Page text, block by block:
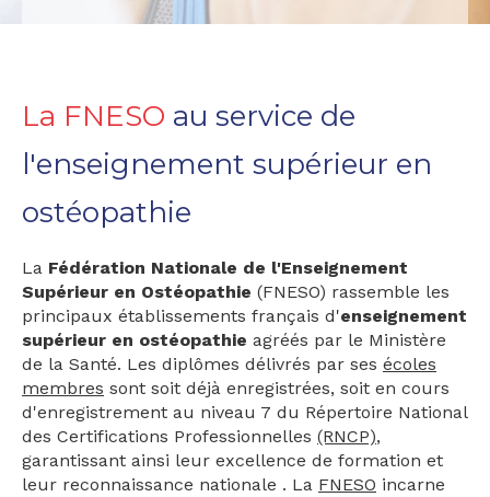
La FNESO au service de
l'enseignement supérieur en
ostéopathie
La Fédération Nationale de l'Enseignement
Supérieur en Ostéopathie (FNESO) rassemble les
principaux établissements français d'enseignement
supérieur en ostéopathie agréés par le Ministère
de la Santé. Les diplômes délivrés par ses écoles
membres sont soit déjà enregistrées, soit en cours
d'enregistrement au niveau 7 du Répertoire National
des Certifications Professionnelles (RNCP),
garantissant ainsi leur excellence de formation et
leur reconnaissance nationale . La FNESO incarne